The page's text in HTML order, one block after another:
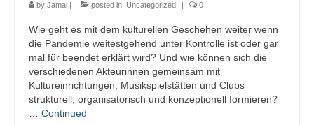
by Jamal | posted in: Uncategorized | 0
Wie geht es mit dem kulturellen Geschehen weiter wenn
die Pandemie weitestgehend unter Kontrolle ist oder gar
mal für beendet erklärt wird? Und wie können sich die
verschiedenen Akteurinnen gemeinsam mit
Kultureinrichtungen, Musikspielstätten und Clubs
strukturell, organisatorisch und konzeptionell formieren?
Continued